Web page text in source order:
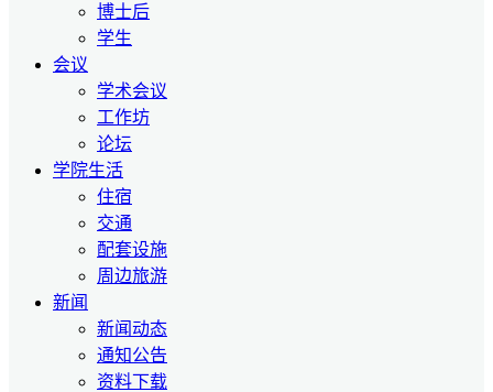
博士后
学生
会议
学术会议
工作坊
论坛
学院生活
住宿
交通
配套设施
周边旅游
新闻
新闻动态
通知公告
资料下载